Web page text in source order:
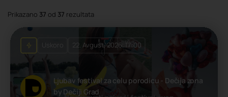
Prikazano 37 od 37 rezultata
Ljubav festival za celu porodicu - Dečija zona
by Dečiji Grad
Uskoro 22. Avgust, 2026. 17:00